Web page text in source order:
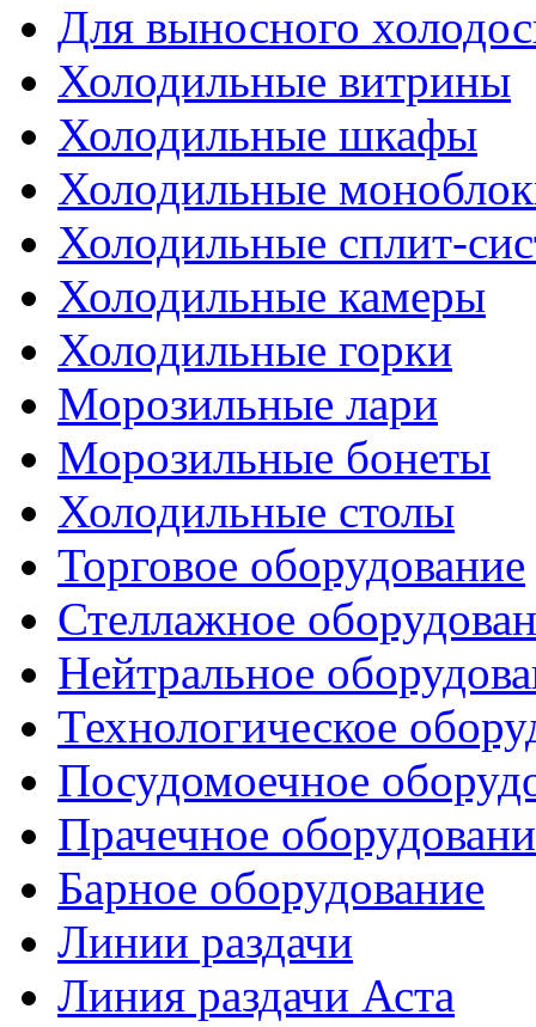
Для выносного
Холодильные витрины
Холодильные шкафы
Холодильные
Холодильные сплит-
Холодильные камеры
Холодильные горки
Морозильные лари
Морозильные бонеты
Холодильные столы
Торговое оборудование
Стеллажное
Нейтральное
Технологическое
Посудомоечное
Прачечное
Барное оборудование
Линии раздачи
Линия раздачи Аста